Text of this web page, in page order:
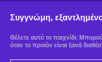
Συγγνώμη,
Θέλετε αυτό το παιχνίδι;
όταν το προϊόν είναι ξανά